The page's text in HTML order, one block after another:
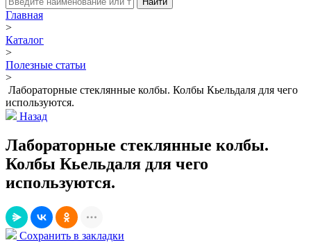
Главная
>
Каталог
>
Полезные статьи
>
Лабораторные стеклянные колбы. Колбы Кьельдаля для чего
используются.
Назад
Лабораторные стеклянные колбы.
Колбы Кьельдаля для чего
используются.
Сохранить в закладки